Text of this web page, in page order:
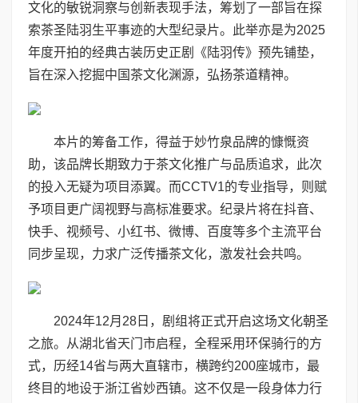
文化的敏锐洞察与创新表现手法，筹划了一部旨在探
索茶圣陆羽生平事迹的大型纪录片。此举亦是为2025
年度开拍的经典古装历史正剧《陆羽传》预先铺垫，
旨在深入挖掘中国茶文化渊源，弘扬茶道精神。
本片的筹备工作，得益于妙竹泉品牌的慷慨资
助，该品牌长期致力于茶文化推广与品质追求，此次
的投入无疑为项目添翼。而CCTV1的专业指导，则赋
予项目更广阔视野与高标准要求。纪录片将在抖音、
快手、视频号、小红书、微博、百度等多个主流平台
同步呈现，力求广泛传播茶文化，激发社会共鸣。
2024年12月28日，剧组将正式开启这场文化朝圣
之旅。从湖北省天门市启程，全程采用环保骑行的方
式，历经14省与两大直辖市，横跨约200座城市，最
终目的地设于浙江省妙西镇。这不仅是一段身体力行